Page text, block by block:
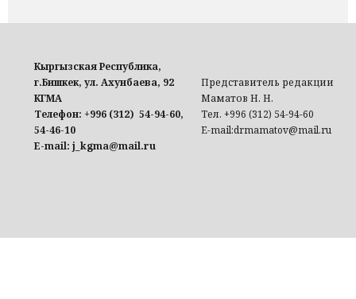
Кыргызская Республика,
г.Бишкек, ул. Ахунбаева, 92
КГМА
Телефон: +996 (312) 54-94-60,
54-46-10
E-mail: j_kgma@mail.ru
Представитель редакции
Маматов Н. Н.
Тел. +996 (312) 54-94-60
E-mail:drmamatov@mail.ru